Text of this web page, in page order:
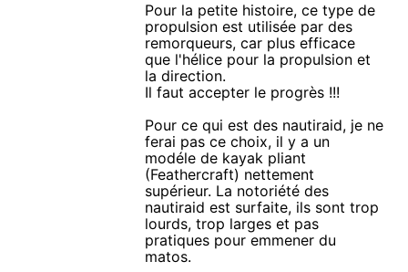
Pour la petite histoire, ce type de
propulsion est utilisée par des
remorqueurs, car plus efficace
que l'hélice pour la propulsion et
la direction.
Il faut accepter le progrès !!!
Pour ce qui est des nautiraid, je ne
ferai pas ce choix, il y a un
modéle de kayak pliant
(Feathercraft) nettement
supérieur. La notoriété des
nautiraid est surfaite, ils sont trop
lourds, trop larges et pas
pratiques pour emmener du
matos.